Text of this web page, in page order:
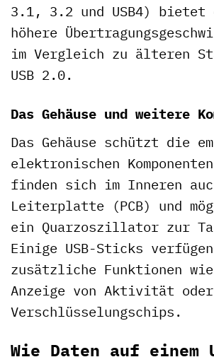
3.1, 3.2 und USB4) bietet
höhere
im Vergleich zu älteren
USB 2.0.
Das Gehäuse und weitere
Das Gehäuse schützt die
elektronischen
finden sich im Inneren
Leiterplatte (PCB) und
ein Quarzoszillator zur
Einige USB-Sticks
zusätzliche Funktionen
Anzeige von Aktivität
Verschlüsselungschips.
Wie Daten auf einem